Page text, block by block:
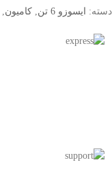
دسته: ایسوزو 6 تن , کامیون,